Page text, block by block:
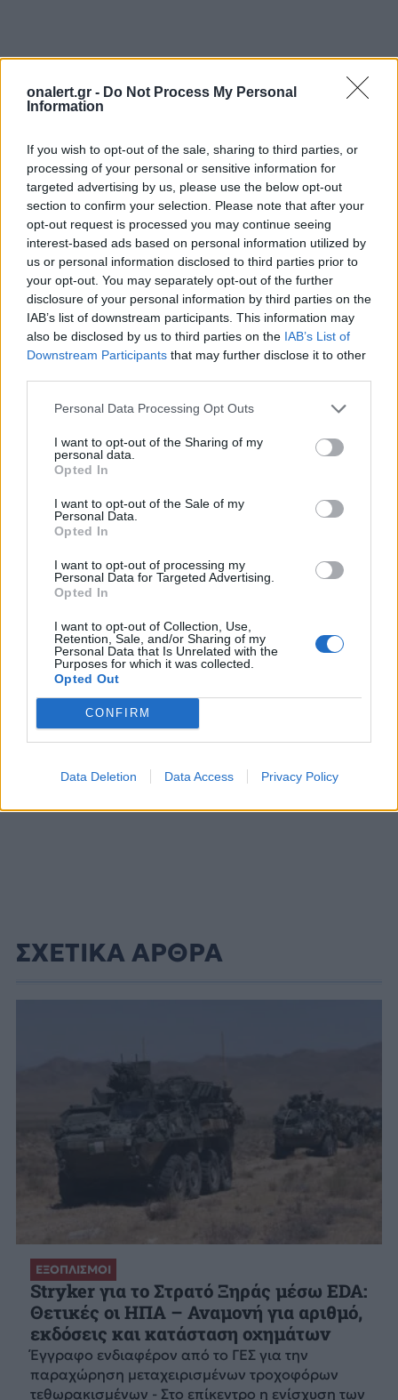
onalert.gr - Do Not Process My Personal
Information
If you wish to opt-out of the sale, sharing to third parties, or
processing of your personal or sensitive information for
targeted advertising by us, please use the below opt-out
section to confirm your selection. Please note that after your
opt-out request is processed you may continue seeing
interest-based ads based on personal information utilized by
us or personal information disclosed to third parties prior to
your opt-out. You may separately opt-out of the further
disclosure of your personal information by third parties on the
IAB’s list of downstream participants. This information may
also be disclosed by us to third parties on the IAB’s List of
Downstream Participants that may further disclose it to other
Personal Data Processing Opt Outs
I want to opt-out of the Sharing of my
personal data.
Opted In
I want to opt-out of the Sale of my
Personal Data.
Opted In
I want to opt-out of processing my
Personal Data for Targeted Advertising.
Opted In
I want to opt-out of Collection, Use,
Retention, Sale, and/or Sharing of my
Personal Data that Is Unrelated with the
Purposes for which it was collected.
Opted Out
CONFIRM
Data Deletion Data Access Privacy Policy
Διάβασε επίσης
Τραμπ: Η Μελόνι με
ικέτευε για μια
φωτογραφία μαζί μου, την
λυπήθηκα
G7: Οι ηγέτες
τους στην
Ακολουθήστε το onalert.gr στοGoogle
News
και μάθετε πρώτοι όλες τις ειδήσεις
για την άμυνα.
ΔΙΑΦΗΜΙΣΗ
ΣΧΕΤΙΚΑ ΑΡΘΡΑ
ΕΞΟΠΛΙΣΜΟΙ
Stryker για το Στρατό Ξηράς μέσω EDA:
Θετικές οι ΗΠΑ – Αναμονή για αριθμό,
εκδόσεις και κατάσταση οχημάτων
Έγγραφο ενδιαφέρον από το ΓΕΣ για την
παραχώρηση μεταχειρισμένων τροχοφόρων
τεθωρακισμένων - Στο επίκεντρο η ενίσχυση των